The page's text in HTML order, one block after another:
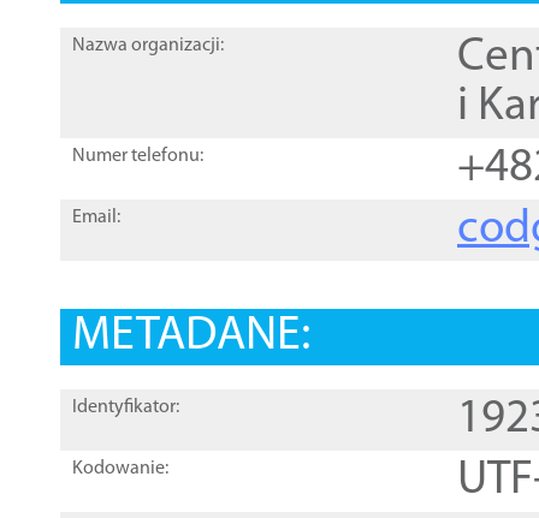
Nazwa organizacji:
i
Numer telefonu:
Email:
METADANE:
Identyfikator:
Kodowanie: